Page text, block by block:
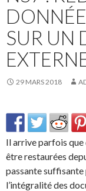
SUR UN
29 MARS 2018
Il arrive parfois que
être restaurées
passante
l’intégralité des